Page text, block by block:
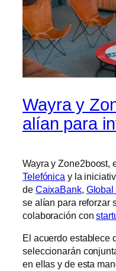
Wayra y
alían para
Wayra y Zone2boost,
Telefónica y la
de CaixaBank, Global
se alían para reforzar
colaboración con
El acuerdo establece
seleccionarán
en ellas y de esta